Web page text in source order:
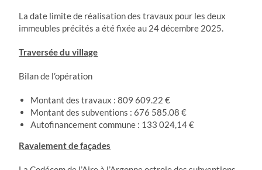
La date limite de réalisation des travaux pour les deux
immeubles précités a été fixée au 24 décembre 2025.
Traversée du village
Bilan de l’opération
Montant des travaux : 809 609.22 €
Montant des subventions : 676 585.08 €
Autofinancement commune : 133 024,14 €
Ravalement de façades